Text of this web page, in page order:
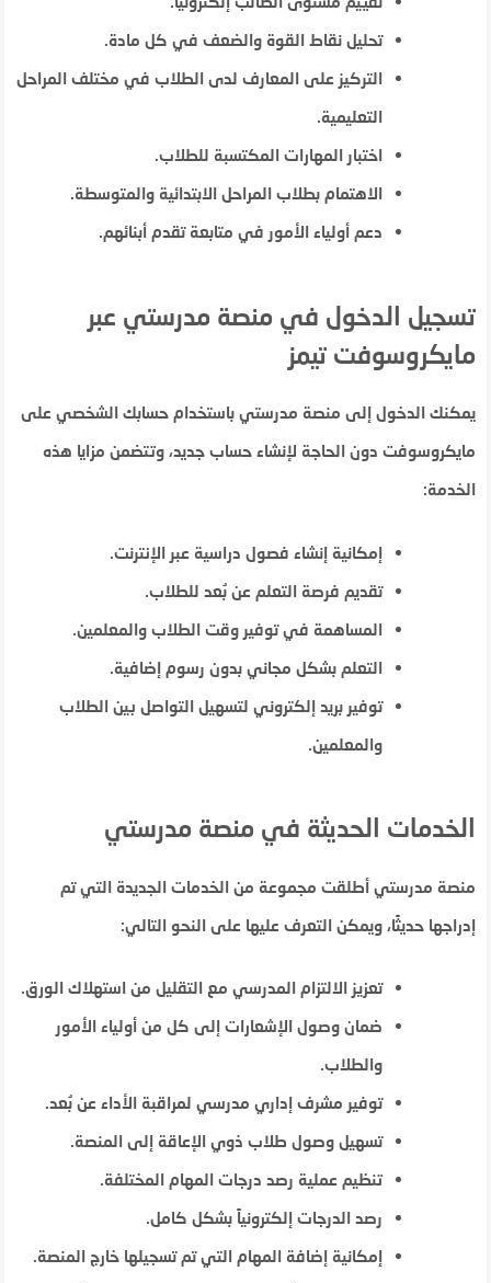
تحليل نقاط القوة والضعف في كل مادة.
التركيز على المعارف لدى الطلاب في مختلف المراحل
التعليمية.
اختبار المهارات المكتسبة للطلاب.
الاهتمام بطلاب المراحل الابتدائية والمتوسطة.
دعم أولياء الأمور في متابعة تقدم أبنائهم.
تسجيل الدخول في منصة مدرستي عبر
مايكروسوفت تيمز
يمكنك الدخول إلى منصة مدرستي باستخدام حسابك الشخصي على
مايكروسوفت دون الحاجة لإنشاء حساب جديد، وتتضمن مزايا هذه
الخدمة:
إمكانية إنشاء فصول دراسية عبر الإنترنت.
تقديم فرصة التعلم عن بُعد للطلاب.
المساهمة في توفير وقت الطلاب والمعلمين.
التعلم بشكل مجاني بدون رسوم إضافية.
توفير بريد إلكتروني لتسهيل التواصل بين الطلاب
والمعلمين.
الخدمات الحديثة في منصة مدرستي
منصة مدرستي أطلقت مجموعة من الخدمات الجديدة التي تم
إدراجها حديثًا، ويمكن التعرف عليها على النحو التالي:
تعزيز الالتزام المدرسي مع التقليل من استهلاك الورق.
ضمان وصول الإشعارات إلى كل من أولياء الأمور
والطلاب.
توفير مشرف إداري مدرسي لمراقبة الأداء عن بُعد.
تسهيل وصول طلاب ذوي الإعاقة إلى المنصة.
تنظيم عملية رصد درجات المهام المختلفة.
رصد الدرجات إلكترونياً بشكل كامل.
إمكانية إضافة المهام التي تم تسجيلها خارج المنصة.